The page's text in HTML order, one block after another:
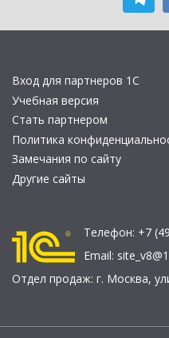
Вход для партнеров 1С
Учебная версия
Стать партнером
Политика
Замечания по сайту
Другие сайты
Телефон: +7
Email:
Отдел продаж: г. Москва,